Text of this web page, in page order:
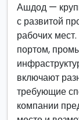
Ашдод —
с развитой
рабочих
портом,
включают
требующие
компании